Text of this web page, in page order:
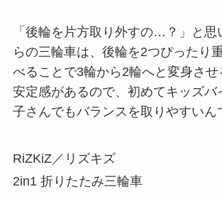
「後輪を片方取り外すの…？」と思
らの三輪車は、後輪を2つぴったり
べることで3輪から2輪へと変身させ
安定感があるので、初めてキッズバ
子さんでもバランスを取りやすいん
RiZKiZ／リズキズ
2in1 折りたたみ三輪車